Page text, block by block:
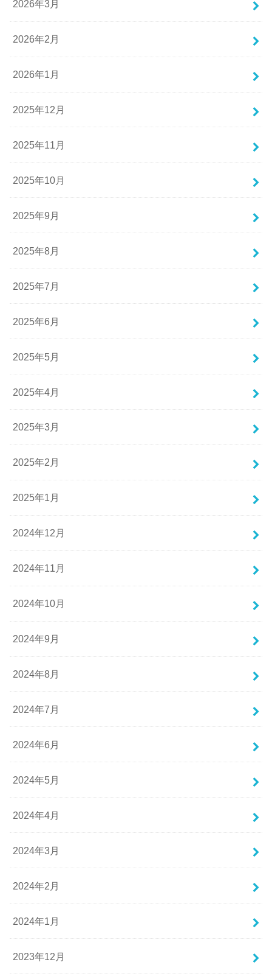
2026年3月
2026年2月
2026年1月
2025年12月
2025年11月
2025年10月
2025年9月
2025年8月
2025年7月
2025年6月
2025年5月
2025年4月
2025年3月
2025年2月
2025年1月
2024年12月
2024年11月
2024年10月
2024年9月
2024年8月
2024年7月
2024年6月
2024年5月
2024年4月
2024年3月
2024年2月
2024年1月
2023年12月